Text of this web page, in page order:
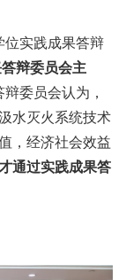
位实践成果答辩
辩委员会主
委员会认为，
水灭火系统技术
，经济社会效益
通过实践成果答